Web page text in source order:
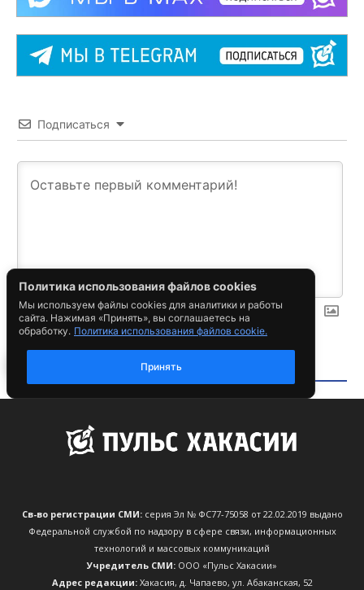
Св-во регистрации СМИ:серия Эл № ФС77-75058 от 22.02.2019 выдано
Федеральной службой по надзору в сфере связи, информационных
технологий и массовых коммуникаций
Учредитель СМИ: ООО «Пульс Хакасии»
Адрес редакции:Хакасия, д. Чапаево, ул. Абаканская, 52